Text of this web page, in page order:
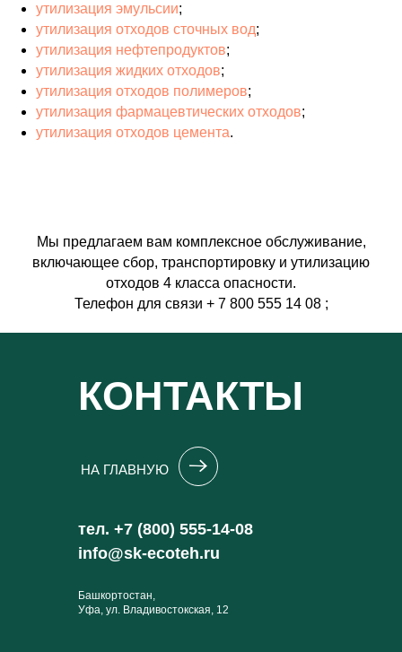
утилизация эмульсии;
утилизация отходов сточных вод;
утилизация нефтепродуктов;
утилизация жидких отходов;
утилизация отходов полимеров;
утилизация фармацевтических отходов;
утилизация отходов цемента.
Мы предлагаем вам комплексное обслуживание,
включающее сбор, транспортировку и утилизацию
отходов 4 класса опасности.
Телефон для связи + 7 800 555 14 08 ;
КОНТАКТЫ
Башкортостан,
Уфа, ул. Владивостокская, 12
тел. +7 (800) 555-14-08
info@sk-ecoteh.ru
НА ГЛАВНУЮ